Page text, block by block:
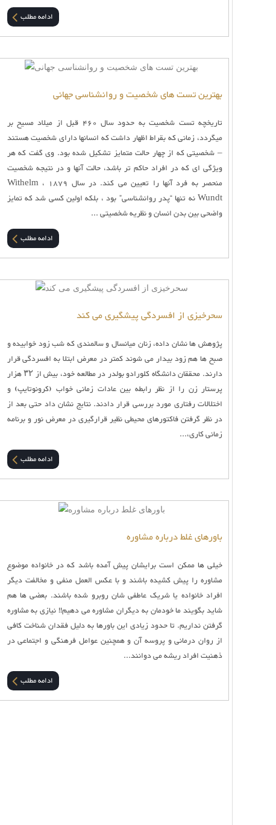
ادامه مطلب
بهترین تست های شخصیت و روانشناسی جهانی
تاریخچه تست شخصیت به حدود سال 460 قبل از میلاد مسیح بر
میگردد، زمانی که بقراط اظهار داشت كه انسانها دارای شخصیت هستند
– شخصیتی كه از چهار حالت متمایز تشکیل شده بود. وی گفت که هر
ویژگی ای که در افراد حاکم تر باشد، حالت آنها و در نتیجه شخصیت
منحصر به فرد آنها را تعیین می کند. در سال 1879 ، Withelm
Wundt نه تنها “پدر روانشناسی” بود ، بلکه اولین کسی شد که تمایز
واضحی بین بدن انسان و نظریه شخصیتی ...
ادامه مطلب
سحرخیزی از افسردگی پیشگیری می کند
پژوهش ها نشان داده، زنان میانسال و سالمندی که شب زود خوابیده و
صبح ها هم زود بیدار می شوند کمتر در معرض ابتلا به افسردگی قرار
دارند. محققان دانشگاه کلورادو بولدر در مطالعه خود، بیش از ۳۲ هزار
پرستار زن را از نظر رابطه بین عادات زمانی خواب (کرونوتایپ) و
اختلالات رفتاری مورد بررسی قرار دادند. نتایج نشان داد حتی بعد از
در نظر گرفتن فاکتورهای محیطی نظیر قرارگیری در معرض نور و برنامه
زمانی کاری،...
ادامه مطلب
باورهای غلط درباره مشاوره
خیلی ها ممکن است برایشان پیش آمده باشد که در خانواده موضوع
مشاوره را پیش کشیده باشند و با عکس العمل منفی و مخالفت دیگر
افراد خانواده یا شریک عاطفی شان روبرو شده باشند. بعضی ها هم
شاید بگویند ما خودمان به دیگران مشاوره می دهیم!! نیازی به مشاوره
گرفتن نداریم. تا حدود زیادی این باورها به دلیل فقدان شناخت کافی
از روان درمانی و پروسه آن و همچنین عوامل فرهنگی و اجتماعی در
ذهنیت افراد ریشه می دوانند...
ادامه مطلب